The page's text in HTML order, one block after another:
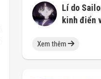
Lí do
kinh điển
Xem thêm